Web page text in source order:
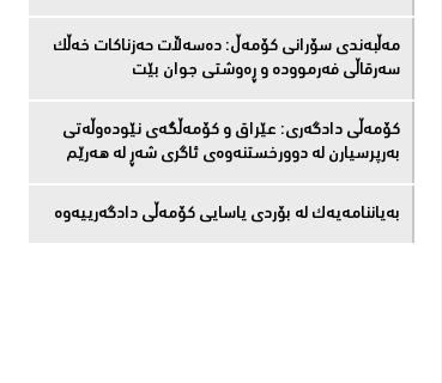
مەڵبەندى سۆرانى کۆمەڵ: دەسەڵات حەزناکات خەڵک
سەرقاڵى فەرموودە و ڕەوشتى جوان بێت
کۆمەڵى دادگەرى: عێراق و كۆمەڵگەی نێودەوڵەتی
بەرپرسیارن لە دوورخستنەوەى ئاگری شەڕ لە هەرێم
بەیاننامەیەک لە بۆردی یاسایی کۆمەڵی دادگەرییەوە